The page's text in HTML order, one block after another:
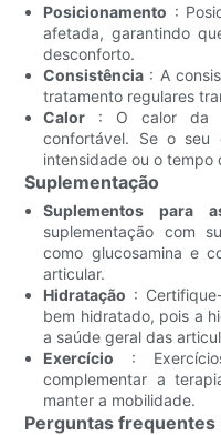
Posicionamento :
afetada, garantindo
desconforto.
Consistência : A
tratamento regulares
Calor : O calor da
confortável. Se o seu
intensidade ou o tempo
Suplementação
Suplementos para
suplementação com
como glucosamina e
articular.
Hidratação :
bem hidratado, pois a
a saúde geral das
Exercício :
complementar a
manter a mobilidade.
Perguntas frequentes